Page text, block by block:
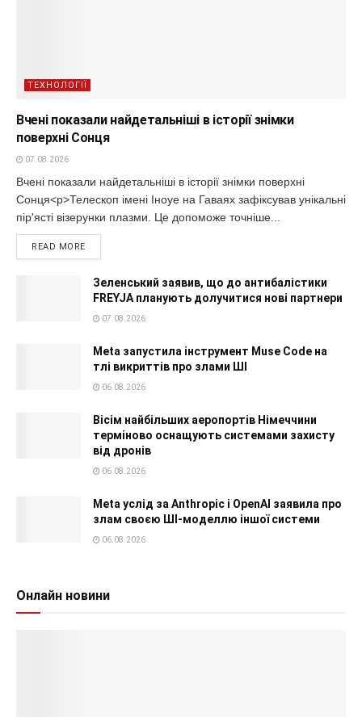
ТЕХНОЛОГІЇ
Вчені показали найдетальніші в історії знімки
поверхні Сонця
07.08.2026
Вчені показали найдетальніші в історії знімки поверхні
Сонця<p>Телескоп імені Іноуе на Гаваях зафіксував унікальні
пір'ясті візерунки плазми. Це допоможе точніше...
READ MORE
Зеленський заявив, що до антибалістики
FREYJA планують долучитися нові партнери
07.08.2026
Meta запустила інструмент Muse Code на
тлі викриттів про злами ШІ
06.08.2026
Вісім найбільших аеропортів Німеччини
терміново оснащують системами захисту
від дронів
06.08.2026
Meta услід за Anthropic і OpenAI заявила про
злам своєю ШІ-моделлю іншої системи
06.08.2026
Онлайн новини